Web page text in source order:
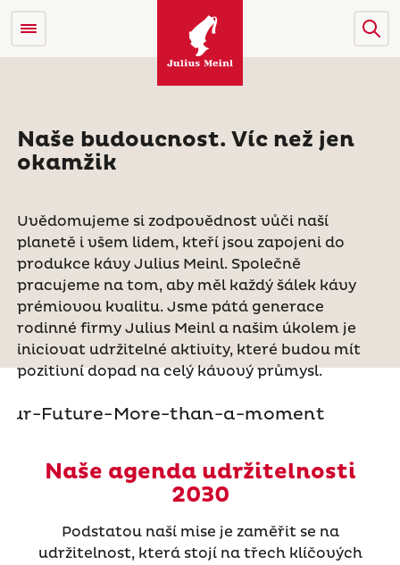
Naše budoucnost. Víc než jen
okamžik
Uvědomujeme si zodpovědnost vůči naší
planetě i všem lidem, kteří jsou zapojeni do
produkce kávy Julius Meinl. Společně
pracujeme na tom, aby měl každý šálek kávy
prémiovou kvalitu. Jsme pátá generace
rodinné firmy Julius Meinl a našim úkolem je
iniciovat udržitelné aktivity, které budou mít
pozitivní dopad na celý kávový průmysl.
Naše agenda udržitelnosti
2030
Podstatou naší mise je zaměřit se na
udržitelnost, která stojí na třech klíčových